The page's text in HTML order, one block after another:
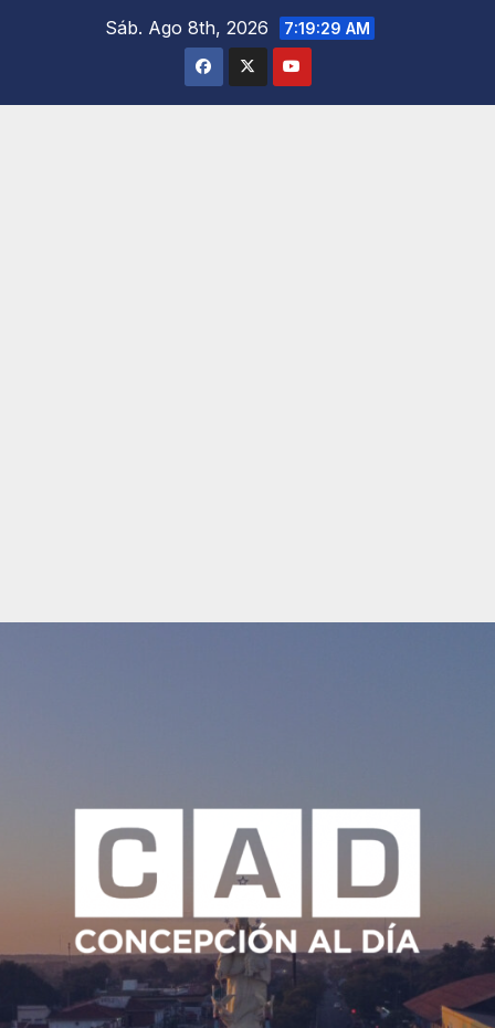
Sáb. Ago 8th, 2026 7:19:30 AM